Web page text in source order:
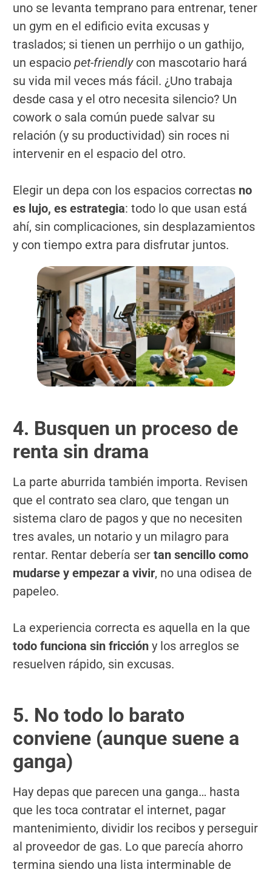
uno se levanta temprano para entrenar, tener
un gym en el edificio evita excusas y
traslados; si tienen un perrhijo o un gathijo,
un espacio pet-friendlycon mascotario hará
su vida mil veces más fácil. ¿Uno trabaja
desde casa y el otro necesita silencio? Un
cowork o sala común puede salvar su
relación (y su productividad) sin roces ni
intervenir en el espacio del otro.
Elegir un depa con los espacios correctas no
es lujo, es estrategia: todo lo que usan está
ahí, sin complicaciones, sin desplazamientos
y con tiempo extra para disfrutar juntos.
4. Busquen un proceso de
renta sin drama
La parte aburrida también importa. Revisen
que el contrato sea claro, que tengan un
sistema claro de pagos y que no necesiten
tres avales, un notario y un milagro para
rentar. Rentar debería ser tan sencillo como
mudarse y empezar a vivir, no una odisea de
papeleo.
La experiencia correcta es aquella en la que
todo funciona sin friccióny los arreglos se
resuelven rápido, sin excusas.
5. No todo lo barato
conviene (aunque suene a
ganga)
Hay depas que parecen una ganga… hasta
que les toca contratar el internet, pagar
mantenimiento, dividir los recibos y perseguir
al proveedor de gas. Lo que parecía ahorro
termina siendo una lista interminable de